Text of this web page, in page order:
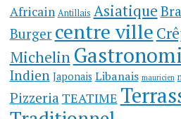
Africain Antillais Asiatique
Burger centre ville
Michelin
Indien Japonais Libanais mauricien
Pizzeria TEATIME